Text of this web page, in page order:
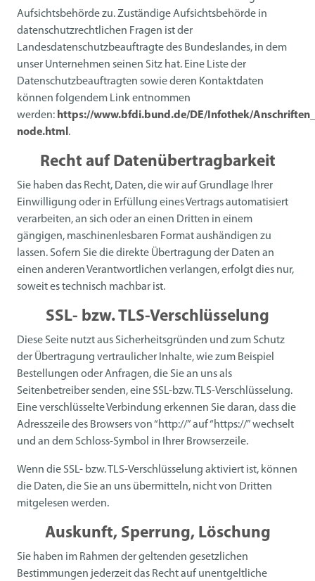
Aufsichtsbehörde zu. Zuständige Aufsichtsbehörde in
datenschutzrechtlichen Fragen ist der
Landesdatenschutzbeauftragte des Bundeslandes, in dem
unser Unternehmen seinen Sitz hat. Eine Liste der
Datenschutzbeauftragten sowie deren Kontaktdaten
können folgendem Link entnommen
werden: https://www.bfdi.bund.de/DE/Infothek/
node.html.
Recht auf Datenübertragbarkeit
Sie haben das Recht, Daten, die wir auf Grundlage Ihrer
Einwilligung oder in Erfüllung eines Vertrags automatisiert
verarbeiten, an sich oder an einen Dritten in einem
gängigen, maschinenlesbaren Format aushändigen zu
lassen. Sofern Sie die direkte Übertragung der Daten an
einen anderen Verantwortlichen verlangen, erfolgt dies nur,
soweit es technisch machbar ist.
SSL- bzw. TLS-Verschlüsselung
Diese Seite nutzt aus Sicherheitsgründen und zum Schutz
der Übertragung vertraulicher Inhalte, wie zum Beispiel
Bestellungen oder Anfragen, die Sie an uns als
Seitenbetreiber senden, eine SSL-bzw. TLS-Verschlüsselung.
Eine verschlüsselte Verbindung erkennen Sie daran, dass die
Adresszeile des Browsers von “http://” auf “https://” wechselt
und an dem Schloss-Symbol in Ihrer Browserzeile.
Wenn die SSL- bzw. TLS-Verschlüsselung aktiviert ist, können
die Daten, die Sie an uns übermitteln, nicht von Dritten
mitgelesen werden.
Auskunft, Sperrung, Löschung
Sie haben im Rahmen der geltenden gesetzlichen
Bestimmungen jederzeit das Recht auf unentgeltliche